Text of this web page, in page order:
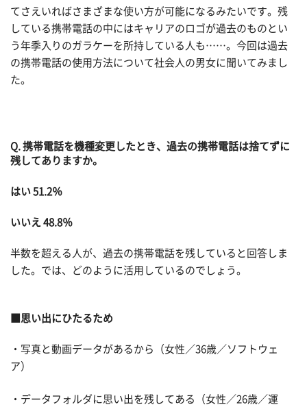
てさえいればさまざまな使い方が可能になるみたいです。残
している携帯電話の中にはキャリアのロゴが過去のものとい
う年季入りのガラケーを所持している人も……。今回は過去
の携帯電話の使用方法について社会人の男女に聞いてみまし
た。
Q. 携帯電話を機種変更したとき、過去の携帯電話は捨てずに
残してありますか。
はい 51.2％
いいえ 48.8％
半数を超える人が、過去の携帯電話を残していると回答しま
した。では、どのように活用しているのでしょう。
■思い出にひたるため
・写真と動画データがあるから（女性／36歳／ソフトウェ
ア）
・データフォルダに思い出を残してある（女性／26歳／運